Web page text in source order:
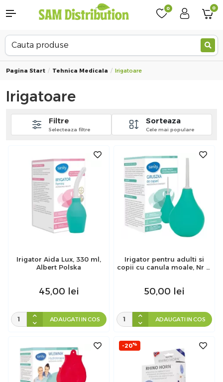
0 0
Pagina Start Tehnica Medicala Irigatoare
Irigatoare
Sorteaza
Cele mai populare
Filtre
Selecteaza filtre
Irigator Aida Lux, 330 ml,
Albert Polska
45,00 lei
ADAUGATI IN COS
Irigator pentru adulti si
copii cu canula moale, Nr 9,
50,00 lei
ADAUGATI IN COS
-20%